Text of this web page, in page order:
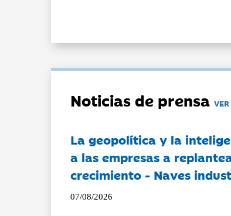
Noticias de prensa
La geopolítica y la
a las empresas a
crecimiento - Naves
07/08/2026